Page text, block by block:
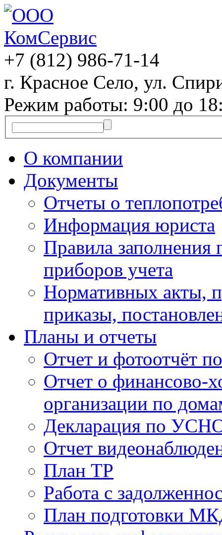
+7 (812) 986-71-14
г. Красное Село, ул.
Режим работы: 9:00 до
О компании
Документы
Отчеты о
Информация юриста
Правила заполнения
приборов учета
Нормативных акты,
приказы,
Планы и отчеты
Отчет и фотоотчёт
Отчет о финансово-
организации по
Декларация по
Отчет
План ТР
Работа с
План подготовки